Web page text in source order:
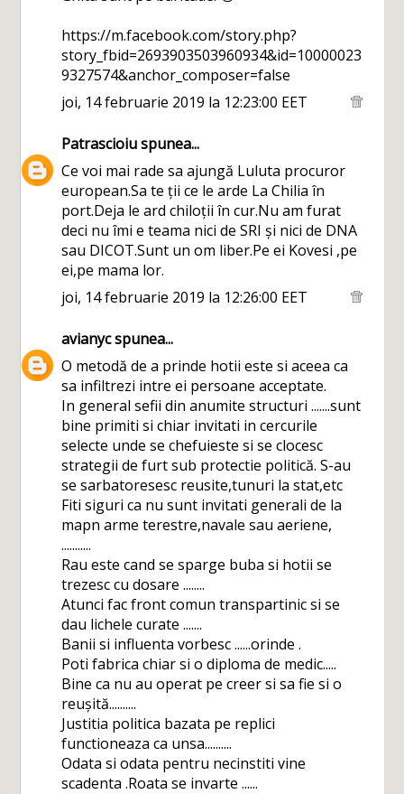
https://m.facebook.com/story.php?
story_fbid=2693903503960934&id=10000023
9327574&anchor_composer=false
joi, 14 februarie 2019 la 12:23:00 EET
Patrascioiuspunea...
Ce voi mai rade sa ajungă Luluta procuror
european.Sa te ții ce le arde La Chilia în
port.Deja le ard chiloții în cur.Nu am furat
deci nu îmi e teama nici de SRI și nici de DNA
sau DICOT.Sunt un om liber.Pe ei Kovesi ,pe
ei,pe mama lor.
joi, 14 februarie 2019 la 12:26:00 EET
avianycspunea...
O metodă de a prinde hotii este si aceea ca
sa infiltrezi intre ei persoane acceptate.
In general sefii din anumite structuri .......sunt
bine primiti si chiar invitati in cercurile
selecte unde se chefuieste si se clocesc
strategii de furt sub protectie politică. S-au
se sarbatoresesc reusite,tunuri la stat,etc
Fiti siguri ca nu sunt invitati generali de la
mapn arme terestre,navale sau aeriene,
...........
Rau este cand se sparge buba si hotii se
trezesc cu dosare ........
Atunci fac front comun transpartinic si se
dau lichele curate .......
Banii si influenta vorbesc ......orinde .
Poti fabrica chiar si o diploma de medic.....
Bine ca nu au operat pe creer si sa fie si o
reușită..........
Justitia politica bazata pe replici
functioneaza ca unsa..........
Odata si odata pentru necinstiti vine
scadenta .Roata se invarte ......